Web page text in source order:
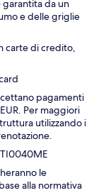
da un
e delle griglie
carte di credito,
pagamenti
Per maggiori
utilizzando i
le
alla normativa